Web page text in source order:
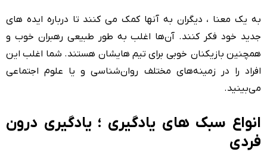
به یک معنا ، دیگران به آنها کمک می کنند تا درباره ایده های
جدید خود فکر کنند. آن‌ها اغلب به طور طبیعی رهبران خوب و
همچنین بازیکنان خوبی برای تیم هایشان هستند. شما اغلب این
افراد را در زمینه‌های مختلف روان‌شناسی و یا علوم اجتماعی
می‌بینید.
انواع سبک های یادگیری ؛ یادگیری درون
فردی